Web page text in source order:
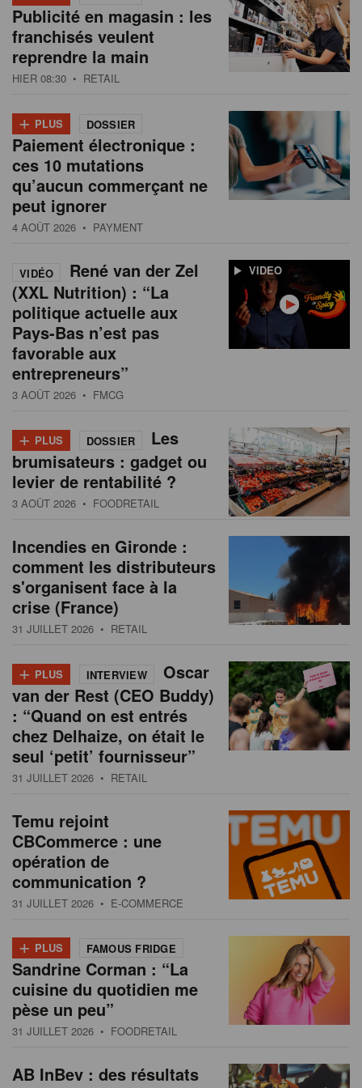
Publicité en magasin : les
franchisés veulent
reprendre la main
HIER 08:30 • RETAIL
+ PLUS DOSSIER
Paiement électronique :
ces 10 mutations
qu’aucun commerçant ne
peut ignorer
4 AOÛT 2026 • PAYMENT
VIDEO
VIDÉO
René van der Zel
(XXL Nutrition) : “La
politique actuelle aux
Pays-Bas n’est pas
favorable aux
entrepreneurs”
3 AOÛT 2026 • FMCG
+ PLUS DOSSIER
Les
brumisateurs : gadget ou
levier de rentabilité ?
3 AOÛT 2026 • FOODRETAIL
Incendies en Gironde :
comment les distributeurs
s'organisent face à la
crise (France)
31 JUILLET 2026 • RETAIL
+ PLUS INTERVIEW
Oscar
van der Rest (CEO Buddy)
: “Quand on est entrés
chez Delhaize, on était le
seul ‘petit’ fournisseur”
31 JUILLET 2026 • RETAIL
Temu rejoint
CBCommerce : une
opération de
communication ?
31 JUILLET 2026 • E-COMMERCE
+ PLUS FAMOUS FRIDGE
Sandrine Corman : “La
cuisine du quotidien me
pèse un peu”
31 JUILLET 2026 • FOODRETAIL
AB InBev : des résultats